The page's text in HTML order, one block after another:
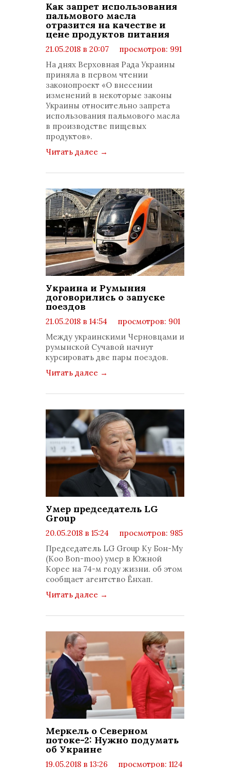
Как запрет использования
пальмового масла
отразится на качестве и
цене продуктов питания
21.05.2018 в 20:07
просмотров: 991
комментариев: 0
На днях Верховная Рада Украины
приняла в первом чтении
законопроект «О внесении
изменений в некоторые законы
Украины относительно запрета
использования пальмового масла
в производстве пищевых
продуктов».
Читать далее →
Украина и Румыния
договорились о запуске
поездов
21.05.2018 в 14:54
просмотров: 901
Между украинскими Черновцами и
румынской Сучавой начнут
курсировать две пары поездов.
Читать далее →
Умер председатель LG
Group
20.05.2018 в 15:24
просмотров: 985
комментариев: 0
Председатель LG Group Ку Бон-Му
(Koo Bon-moo) умер в Южной
Корее на 74-м году жизни. об этом
сообщает агентство Ёнхап.
Читать далее →
Меркель о Северном
потоке-2: Нужно подумать
об Украине
19.05.2018 в 13:26 просмотров: 1124